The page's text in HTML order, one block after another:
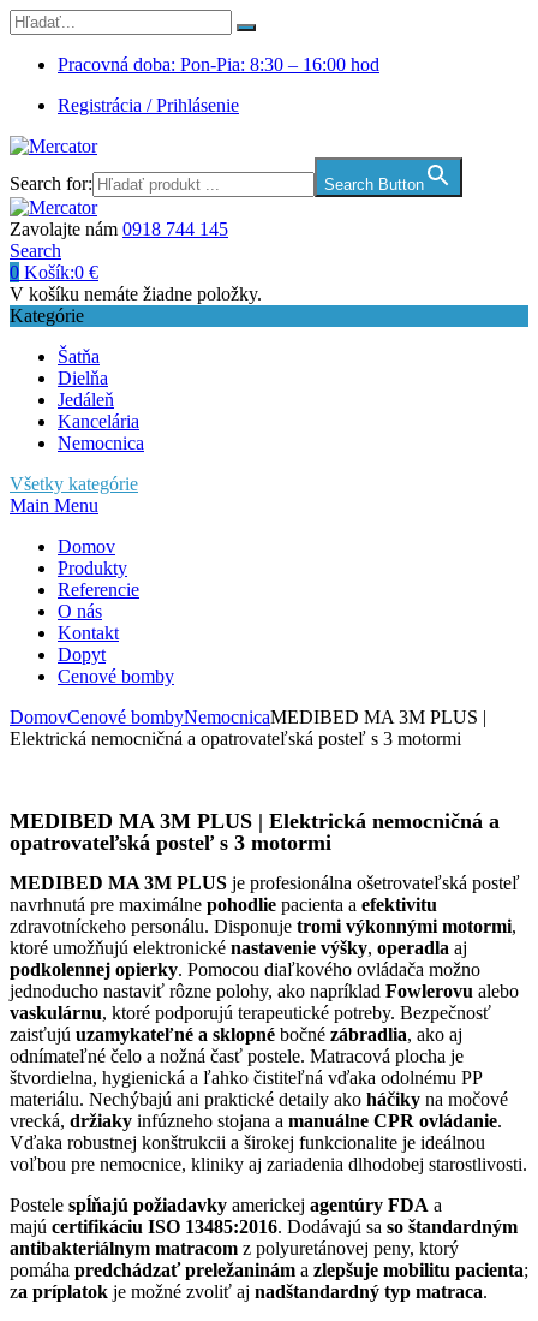
Pracovná doba: Pon-Pia: 8:30 – 16:00 hod
Registrácia / Prihlásenie
Search for: Search Button
Zavolajte nám 0918 744 145
Search
0 Košík:0 €
V košíku nemáte žiadne položky.
Kategórie
Šatňa
Dielňa
Jedáleň
Kancelária
Nemocnica
Všetky kategórie
Main Menu
Domov
Produkty
Referencie
O nás
Kontakt
Dopyt
Cenové bomby
DomovCenové bombyNemocnicaMEDIBED MA 3M PLUS |
Elektrická nemocničná a opatrovateľská posteľ s 3 motormi
MEDIBED MA 3M PLUS | Elektrická nemocničná a
opatrovateľská posteľ s 3 motormi
MEDIBED MA 3M PLUS je profesionálna ošetrovateľská posteľ
navrhnutá pre maximálne pohodlie pacienta a efektivitu
zdravotníckeho personálu. Disponuje tromi výkonnými motormi,
ktoré umožňujú elektronické nastavenie výšky, operadla aj
podkolennej opierky. Pomocou diaľkového ovládača možno
jednoducho nastaviť rôzne polohy, ako napríklad Fowlerovu alebo
vaskulárnu, ktoré podporujú terapeutické potreby. Bezpečnosť
zaisťujú uzamykateľné a sklopné bočné zábradlia, ako aj
odnímateľné čelo a nožná časť postele. Matracová plocha je
štvordielna, hygienická a ľahko čistiteľná vďaka odolnému PP
materiálu. Nechýbajú ani praktické detaily ako háčiky na močové
vrecká, držiaky infúzneho stojana a manuálne CPR ovládanie.
Vďaka robustnej konštrukcii a širokej funkcionalite je ideálnou
voľbou pre nemocnice, kliniky aj zariadenia dlhodobej starostlivosti.
Postele spĺňajú požiadavky americkej agentúry FDA a
majú certifikáciu ISO 13485:2016. Dodávajú sa so štandardným
antibakteriálnym matracom z polyuretánovej peny, ktorý
pomáha predchádzať preležaninám a zlepšuje mobilitu pacienta;
za príplatok je možné zvoliť aj nadštandardný typ matraca.